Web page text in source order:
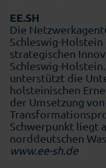
EE.SH
Die
Schleswig-Holstein
strategischen
Schleswig-Holstein.
unterstützt die
holsteinischen
der Umsetzung
Schwerpunkt liegt
norddeutschen
www.ee-sh.de